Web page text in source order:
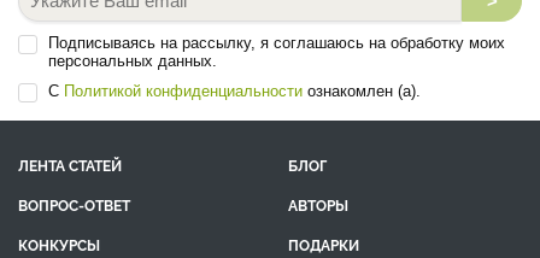
Подписываясь на рассылку, я соглашаюсь на обработку моих
персональных данных.
С Политикой конфиденциальности ознакомлен (а).
ЛЕНТА СТАТЕЙ
БЛОГ
ВОПРОС-ОТВЕТ
АВТОРЫ
КОНКУРСЫ
ПОДАРКИ